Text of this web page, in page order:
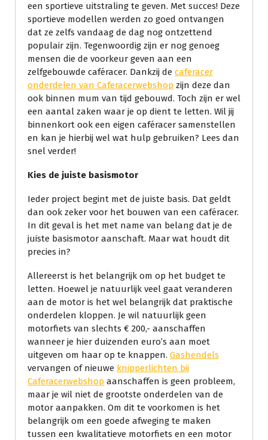
een sportieve uitstraling te geven. Met succes! Deze
sportieve modellen werden zo goed ontvangen
dat ze zelfs vandaag de dag nog ontzettend
populair zijn. Tegenwoordig zijn er nog genoeg
mensen die de voorkeur geven aan een
zelfgebouwde caféracer. Dankzij de caferacer
onderdelen van Caferacerwebshop zijn deze dan
ook binnen mum van tijd gebouwd. Toch zijn er wel
een aantal zaken waar je op dient te letten. Wil jij
binnenkort ook een eigen caféracer samenstellen
en kan je hierbij wel wat hulp gebruiken? Lees dan
snel verder!
Kies de juiste basismotor
Ieder project begint met de juiste basis. Dat geldt
dan ook zeker voor het bouwen van een caféracer.
In dit geval is het met name van belang dat je de
juiste basismotor aanschaft. Maar wat houdt dit
precies in?
Allereerst is het belangrijk om op het budget te
letten. Hoewel je natuurlijk veel gaat veranderen
aan de motor is het wel belangrijk dat praktische
onderdelen kloppen. Je wil natuurlijk geen
motorfiets van slechts € 200,- aanschaffen
wanneer je hier duizenden euro’s aan moet
uitgeven om haar op te knappen. Gashendels
vervangen of nieuwe knipperlichten bij
Caferacerwebshop aanschaffen is geen probleem,
maar je wil niet de grootste onderdelen van de
motor aanpakken. Om dit te voorkomen is het
belangrijk om een goede afweging te maken
tussen een kwalitatieve motorfiets en een motor